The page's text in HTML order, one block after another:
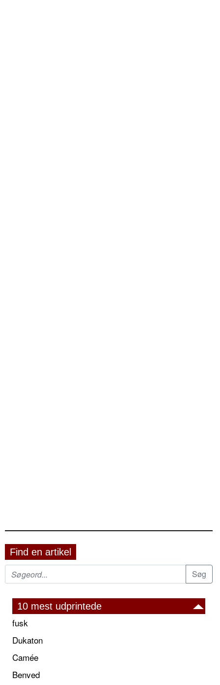
Find en artikel
10 mest udprintede
fusk
Dukaton
Camée
Benved